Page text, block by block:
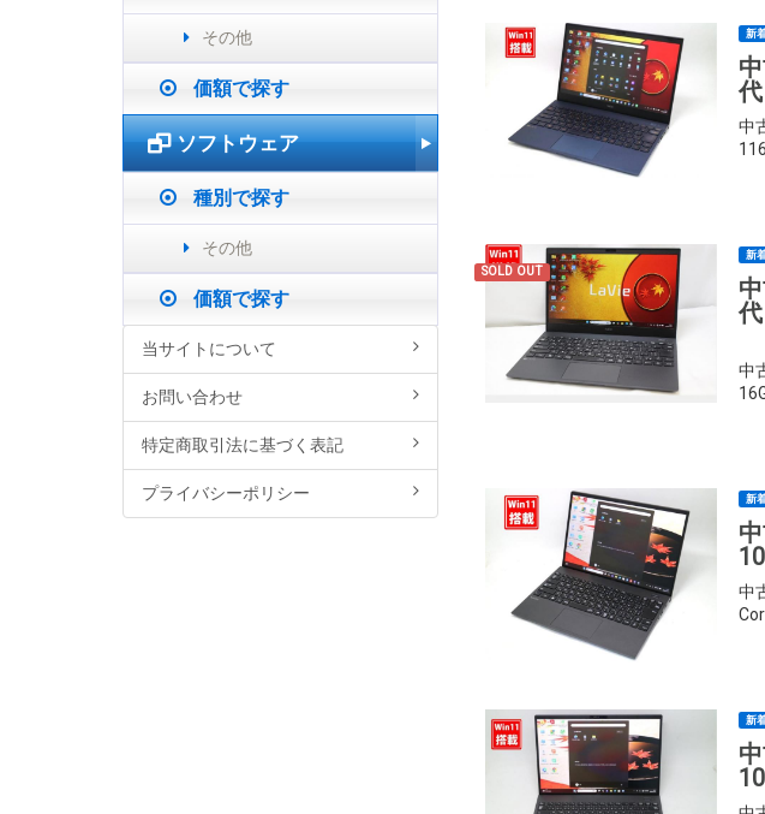
新
中
SOLD OUT
新
中
新
中
新
その他
価額で探す
ソフトウェア
種別で探す
その他
価額で探す
当サイトについて
お問い合わせ
特定商取引法に基づく表記
プライバシーポリシー